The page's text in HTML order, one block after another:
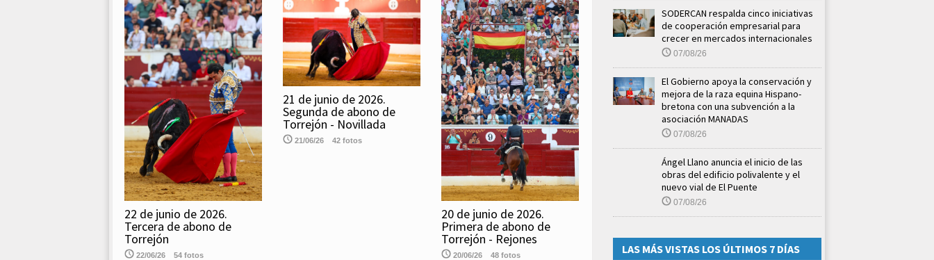
22 de junio de 2026.
Tercera de abono de
Torrejón
22/06/26 54 fotos
21 de junio de 2026.
Segunda de abono de
Torrejón - Novillada
21/06/26 42 fotos
20 de junio de 2026.
Primera de abono de
Torrejón - Rejones
20/06/26 48 fotos
SODERCAN respalda cinco iniciativas
de cooperación empresarial para
crecer en mercados internacionales
07/08/26
El Gobierno apoya la conservación y
mejora de la raza equina Hispano-
bretona con una subvención a la
asociación MANADAS
07/08/26
Ángel Llano anuncia el inicio de las
obras del edificio polivalente y el
nuevo vial de El Puente
07/08/26
LAS MÁS VISTAS LOS ÚLTIMOS 7 DÍAS